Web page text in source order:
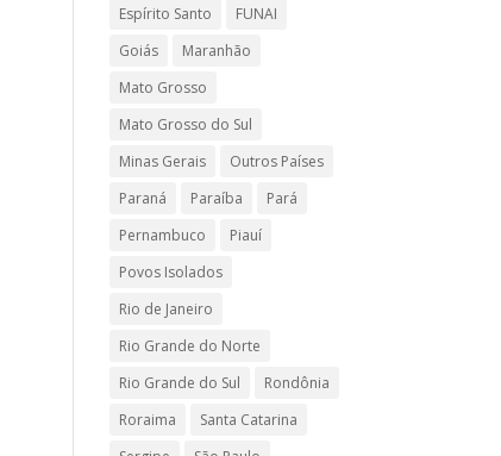
Espírito Santo
FUNAI
Goiás
Maranhão
Mato Grosso
Mato Grosso do Sul
Minas Gerais
Outros Países
Paraná
Paraíba
Pará
Pernambuco
Piauí
Povos Isolados
Rio de Janeiro
Rio Grande do Norte
Rio Grande do Sul
Rondônia
Roraima
Santa Catarina